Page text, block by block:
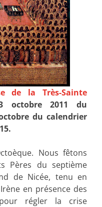
de la Très-Sainte
octobre 2011 du
du calendrier
Nous fêtons
Pères du septième
de Nicée, tenu en
en présence des
régler la crise